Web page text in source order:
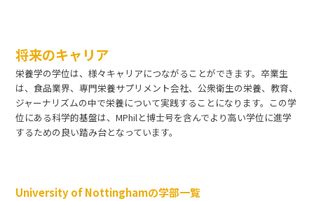
将来のキャリア
栄養学の学位は、様々キャリアにつながることができます。卒業生
は、食品業界、専門栄養サプリメント会社、公衆衛生の栄養、教育、
ジャーナリズムの中で栄養について実践することになります。この学
位にある科学的基盤は、MPhilと博士号を含んでより高い学位に進学
するための良い踏み台となっています。
University of Nottinghamの学部一覧